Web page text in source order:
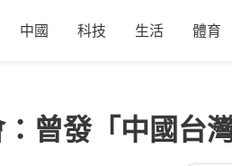
中國 科技 生活 體育
曾發「中國台